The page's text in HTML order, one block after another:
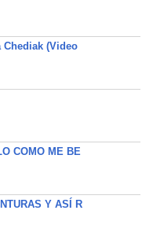
Chediak (Video
COMO ME BE
Y ASÍ R